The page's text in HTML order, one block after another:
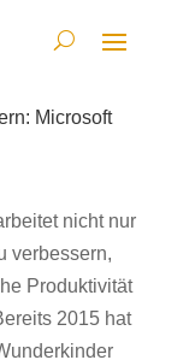
Microsoft
nicht nur
verbessern,
Produktivität
2015 hat